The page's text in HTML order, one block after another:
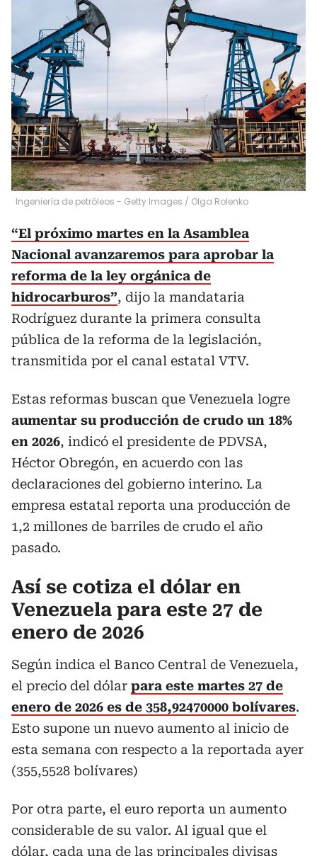
Ingeniería de petróleos - Getty Images / Olga Rolenko
“El próximo martes en la Asamblea
Nacional avanzaremos para aprobar la
reforma de la ley orgánica de
hidrocarburos”, dijo la mandataria
Rodríguez durante la primera consulta
pública de la reforma de la legislación,
transmitida por el canal estatal VTV.
Estas reformas buscan que Venezuela logre
aumentar su producción de crudo un 18%
en 2026, indicó el presidente de PDVSA,
Héctor Obregón, en acuerdo con las
declaraciones del gobierno interino. La
empresa estatal reporta una producción de
1,2 millones de barriles de crudo el año
pasado.
Así se cotiza el dólar en
Venezuela para este 27 de
enero de 2026
Según indica el Banco Central de Venezuela,
el precio del dólar para este martes 27 de
enero de 2026 es de 358,92470000 bolívares.
Esto supone un nuevo aumento al inicio de
esta semana con respecto a la reportada ayer
(355,5528 bolívares)
Por otra parte, el euro reporta un aumento
considerable de su valor. Al igual que el
dólar, cada una de las principales divisas